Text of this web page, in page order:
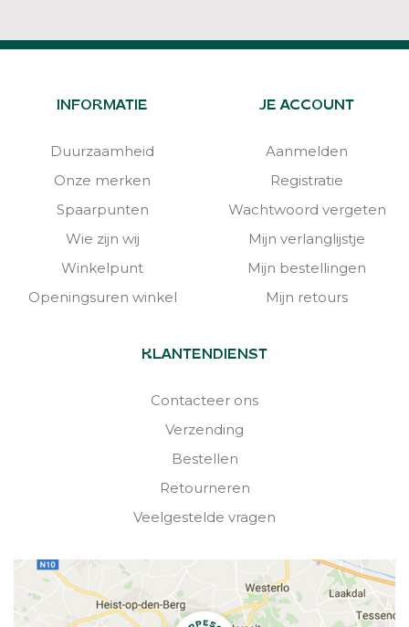
INFORMATIE
Duurzaamheid
Onze merken
Spaarpunten
Wie zijn wij
Winkelpunt
Openingsuren winkel
JE ACCOUNT
Aanmelden
Registratie
Wachtwoord vergeten
Mijn verlanglijstje
Mijn bestellingen
Mijn retours
KLANTENDIENST
Contacteer ons
Verzending
Bestellen
Retourneren
Veelgestelde vragen